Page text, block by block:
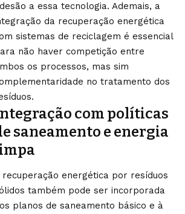
a essa tecnologia. Ademais, a
da recuperação energética
sistemas de reciclagem é essencial
não haver competição entre
os processos, mas sim
no tratamento dos
com políticas
saneamento e energia
recuperação energética por resíduos
também pode ser incorporada
planos de saneamento básico e à